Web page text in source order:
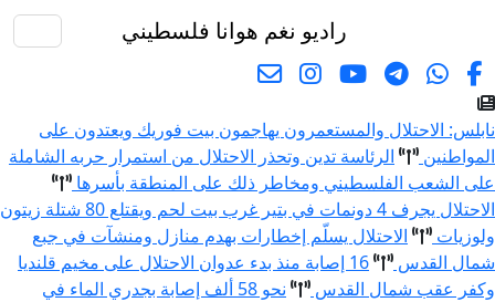
راديو نغم هوانا فلسطيني
نابلس: الاحتلال والمستعمرون يهاجمون بيت فوريك ويعتدون على
المواطنين
الرئاسة تدين وتحذر الاحتلال من استمرار حربه الشاملة
على الشعب الفلسطيني ومخاطر ذلك على المنطقة بأسرها
الاحتلال يجرف 4 دونمات في بتير غرب بيت لحم ويقتلع 80 شتلة زيتون
ولوزيات
الاحتلال يسلّم إخطارات بهدم منازل ومنشآت في جبع
شمال القدس
16 إصابة منذ بدء عدوان الاحتلال على مخيم قلنديا
وكفر عقب شمال القدس
نحو 58 ألف إصابة بجدري الماء في